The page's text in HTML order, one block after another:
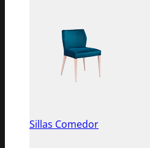
Sillas Comedor